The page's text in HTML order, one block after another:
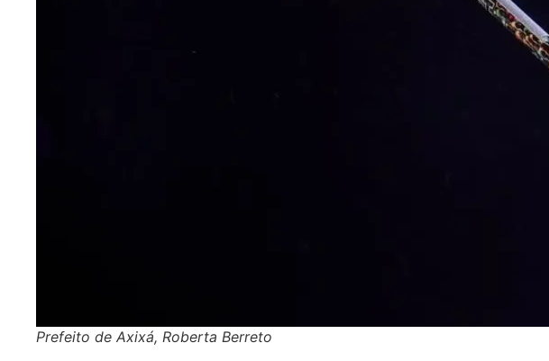
Prefeito de Axixá, Roberta Berreto